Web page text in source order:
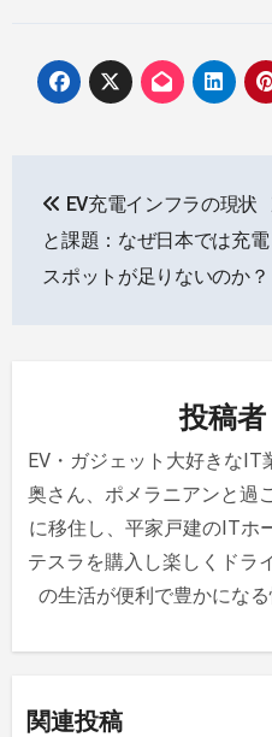
稿
ナ
シ
ョ
ン
EV充電インフラの現状
と課題：なぜ日本では充電
スポットが足りないのか？
投稿者
EV・ガジェット大好きなIT
奥さん、ポメラニアンと過
に移住し、平家戸建のITホ
テスラを購入し楽しくドラ
の生活が便利で豊かにな
関連投稿